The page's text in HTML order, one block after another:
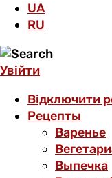
UA
RU
Увійти
Відключити
Рецепты
Варенье
Выпечка